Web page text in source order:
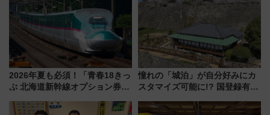
検や特急ラビューも
2026年夏も必須！「青春18きっ
ぷ 北海道新幹線オプション券」
の罠
憧れの「城泊」が自分好みにカ
スタマイズ可能に!? 国登録有形
にオーダーメイド型の宿泊プラ